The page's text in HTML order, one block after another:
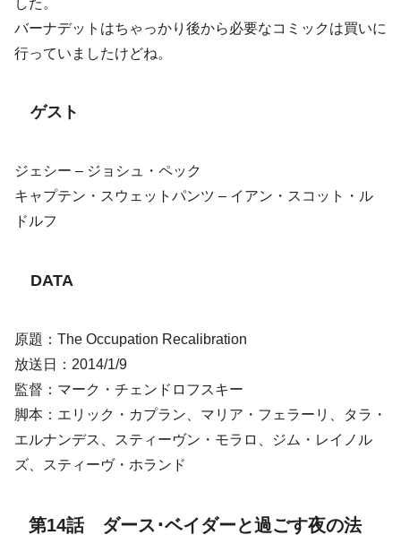
バーナデットはちゃっかり後から必要なコミックは買いに
行っていましたけどね。
ゲスト
ジェシー – ジョシュ・ペック
キャプテン・スウェットパンツ – イアン・スコット・ル
ドルフ
DATA
原題：The Occupation Recalibration
放送日：2014/1/9
監督：マーク・チェンドロフスキー
脚本：エリック・カプラン、マリア・フェラーリ、タラ・
エルナンデス、スティーヴン・モラロ、ジム・レイノル
ズ、スティーヴ・ホランド
第14話 ダース･ベイダーと過ごす夜の法